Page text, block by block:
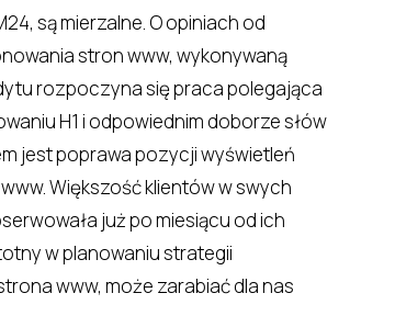
są mierzalne. O opiniach od
stron www, wykonywaną
rozpoczyna się praca polegająca
H1 i odpowiednim doborze słów
jest poprawa pozycji wyświetleń
Większość klientów w swych
już po miesiącu od ich
w planowaniu strategii
www, może zarabiać dla nas